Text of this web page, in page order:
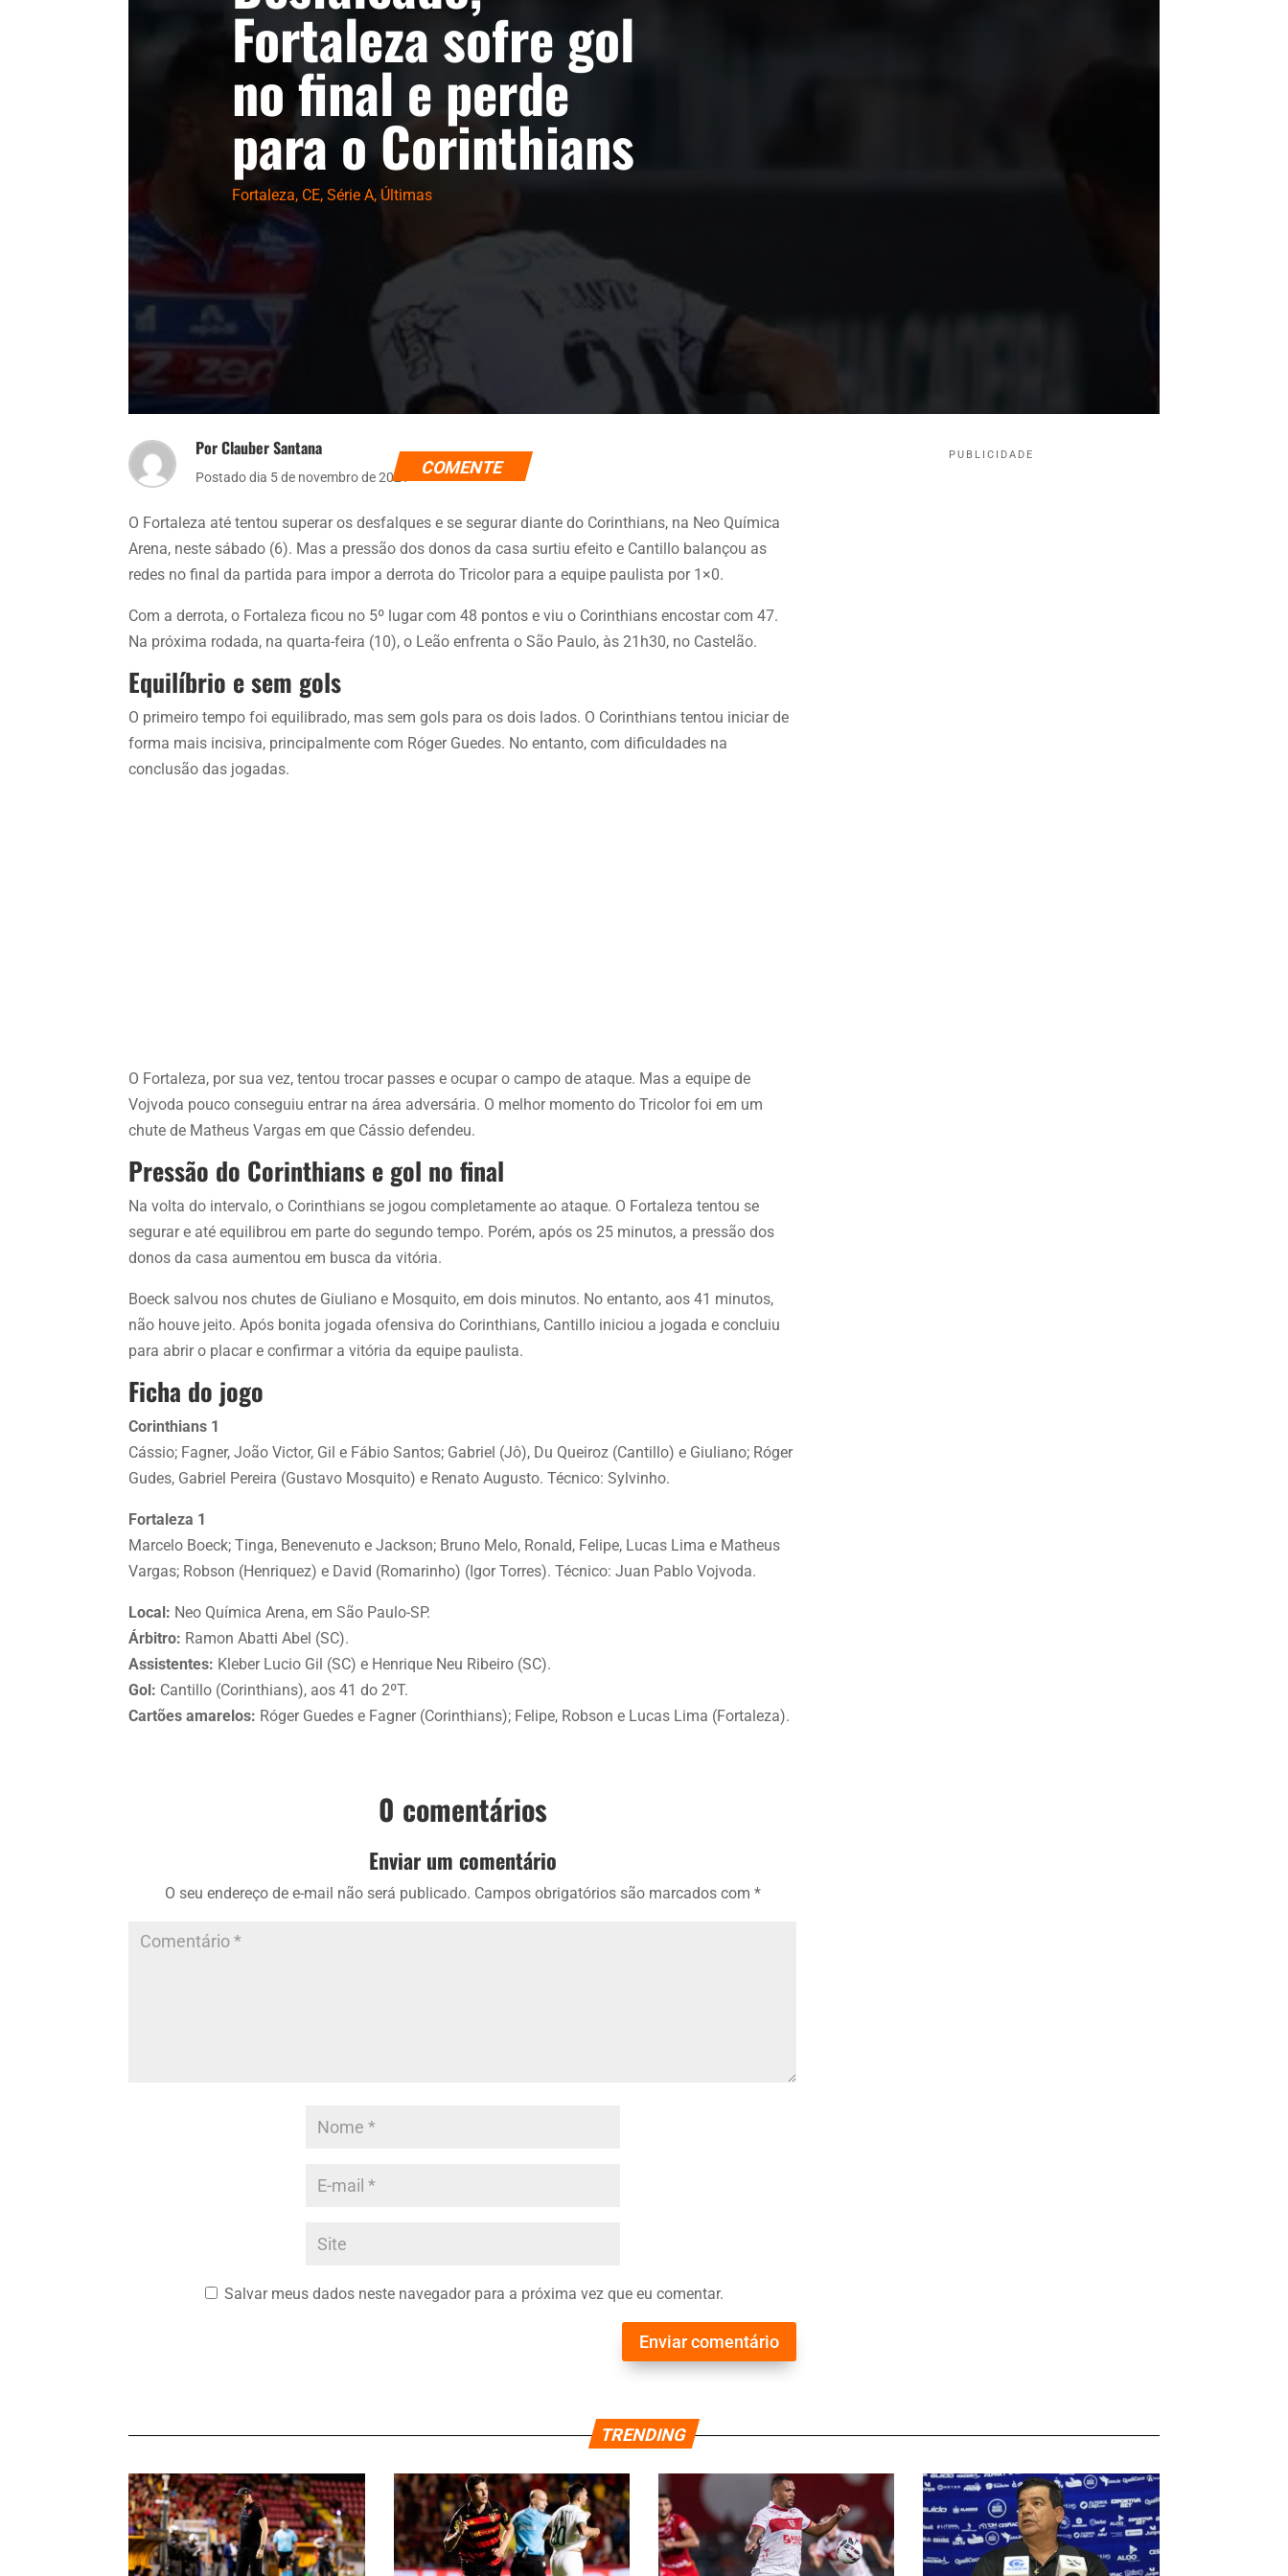
Fortaleza sofre gol
no final e perde
para o Corinthians
Fortaleza, CE, Série A, Últimas
Por Clauber Santana
Postado dia 5 de novembro de 2021 COMENTE
O Fortaleza até tentou superar os desfalques e se segurar diante do Corinthians, na Neo Química
Arena, neste sábado (6). Mas a pressão dos donos da casa surtiu efeito e Cantillo balançou as
redes no final da partida para impor a derrota do Tricolor para a equipe paulista por 1×0.
Com a derrota, o Fortaleza ficou no 5º lugar com 48 pontos e viu o Corinthians encostar com 47.
Na próxima rodada, na quarta-feira (10), o Leão enfrenta o São Paulo, às 21h30, no Castelão.
Equilíbrio e sem gols
O primeiro tempo foi equilibrado, mas sem gols para os dois lados. O Corinthians tentou iniciar de
forma mais incisiva, principalmente com Róger Guedes. No entanto, com dificuldades na
conclusão das jogadas.
O Fortaleza, por sua vez, tentou trocar passes e ocupar o campo de ataque. Mas a equipe de
Vojvoda pouco conseguiu entrar na área adversária. O melhor momento do Tricolor foi em um
chute de Matheus Vargas em que Cássio defendeu.
Pressão do Corinthians e gol no final
Na volta do intervalo, o Corinthians se jogou completamente ao ataque. O Fortaleza tentou se
segurar e até equilibrou em parte do segundo tempo. Porém, após os 25 minutos, a pressão dos
donos da casa aumentou em busca da vitória.
Boeck salvou nos chutes de Giuliano e Mosquito, em dois minutos. No entanto, aos 41 minutos,
não houve jeito. Após bonita jogada ofensiva do Corinthians, Cantillo iniciou a jogada e concluiu
para abrir o placar e confirmar a vitória da equipe paulista.
Ficha do jogo
Corinthians 1
Cássio; Fagner, João Victor, Gil e Fábio Santos; Gabriel (Jô), Du Queiroz (Cantillo) e Giuliano; Róger
Gudes, Gabriel Pereira (Gustavo Mosquito) e Renato Augusto. Técnico: Sylvinho.
Fortaleza 1
Marcelo Boeck; Tinga, Benevenuto e Jackson; Bruno Melo, Ronald, Felipe, Lucas Lima e Matheus
Vargas; Robson (Henriquez) e David (Romarinho) (Igor Torres). Técnico: Juan Pablo Vojvoda.
Local: Neo Química Arena, em São Paulo-SP.
Árbitro: Ramon Abatti Abel (SC).
Assistentes: Kleber Lucio Gil (SC) e Henrique Neu Ribeiro (SC).
Gol: Cantillo (Corinthians), aos 41 do 2ºT.
Cartões amarelos: Róger Guedes e Fagner (Corinthians); Felipe, Robson e Lucas Lima (Fortaleza).
0 comentários
Enviar um comentário
O seu endereço de e-mail não será publicado. Campos obrigatórios são marcados com *
Salvar meus dados neste navegador para a próxima vez que eu comentar.
Enviar comentário
PUBLICIDADE
TRENDING